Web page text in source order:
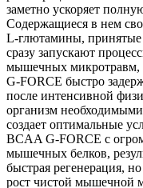
заметно ускоряет
Содержащиеся в нем
L-глютамины, принятые
сразу запускают
мышечных микротравм,
G-FORCE быстро
после интенсивной
организм
создает оптимальные
BCAA G-FORCE с
мышечных белков,
быстрая регенерация,
рост чистой мышечной